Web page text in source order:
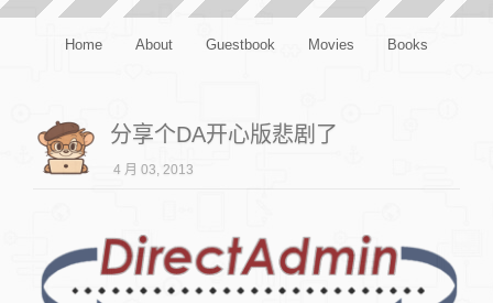
Home About Guestbook Movies Books
分享个DA开心版悲剧了
4 月 03, 2013